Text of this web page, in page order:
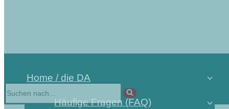
Home / die DA
Häufige Fragen (FAQ)